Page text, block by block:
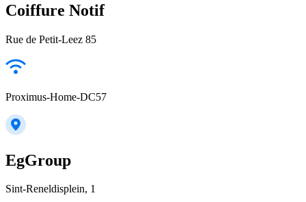
Coiffure Notif
Rue de Petit-Leez 85
Proximus-Home-DC57
EgGroup
Sint-Reneldisplein, 1